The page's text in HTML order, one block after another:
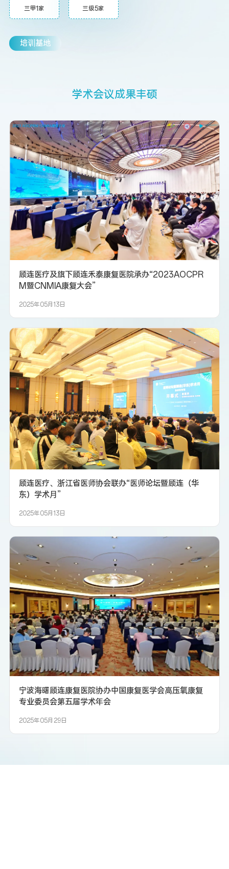
三甲1家 三级5家
培训基地
学术会议成果丰硕
顾连医疗及旗下顾连禾泰康复医院承办“2023AOCPR
M暨CNMIA康复大会”
2025年05月13日
顾连医疗、浙江省医师协会联办“医师论坛暨顾连（华
东）学术月”
2025年05月13日
宁波海曙顾连康复医院协办中国康复医学会高压氧康复
专业委员会第五届学术年会
2025年05月29日